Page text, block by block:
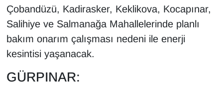
Çobandüzü, Kadirasker, Keklikova, Kocapınar,
Salihiye ve Salmanağa Mahallelerinde planlı
bakım onarım çalışması nedeni ile enerji
kesintisi yaşanacak.
GÜRPINAR:
SAĞLIK
Seri İlan